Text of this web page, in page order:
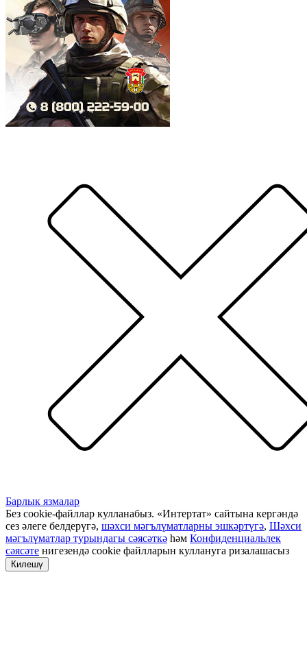
Барлык язмалар
Без cookie-файллар кулланабыз. «Интертат» сайтына кергәндә
сез әлеге белдерүгә, шәхси мәгълүматларны эшкәртүгә, Шәхси
мәгълүматлар турындагы сәясәткә һәм Конфиденциальлек
сәясәте нигезендә cookie файлларын куллануга ризалашасыз
Килешү